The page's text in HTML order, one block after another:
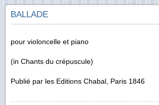
BALLADE
pour violoncelle et piano
(in Chants du crépuscule)
Publié par les Editions Chabal, Paris 1846